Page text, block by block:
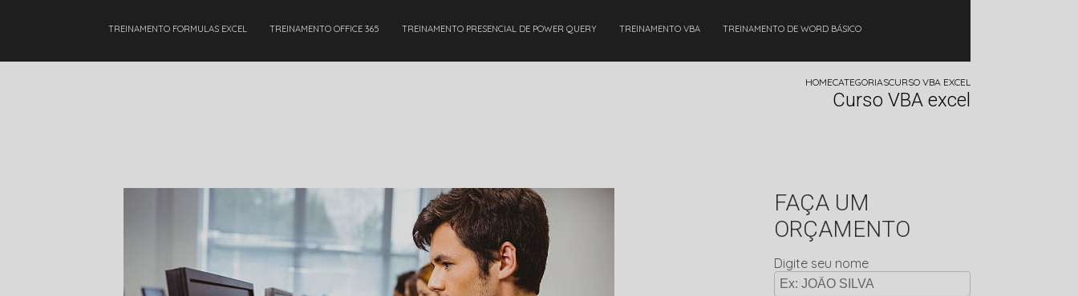
TREINAMENTO FORMULAS EXCEL TREINAMENTO OFFICE 365 TREINAMENTO PRESENCIAL DE POWER QUERY TREINAMENTO VBA TREINAMENTO DE WORD BÁSICO
HOMECATEGORIASCURSO VBA EXCEL
Curso VBA excel
FAÇA UM
ORÇAMENTO
Digite seu nome